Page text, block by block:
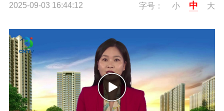
2025-09-03 16:44:12 字号： 小 中 大